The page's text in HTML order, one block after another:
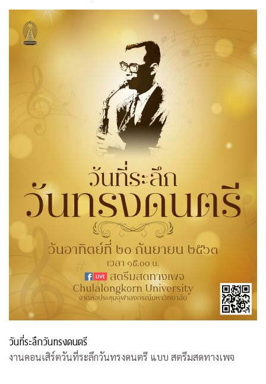
วันที่ระลึกวันทรงดนตรี
งานคอนเสิร์ตวันที่ระลึกวันทรงดนตรี แบบ สตรีมสดทางเพจ